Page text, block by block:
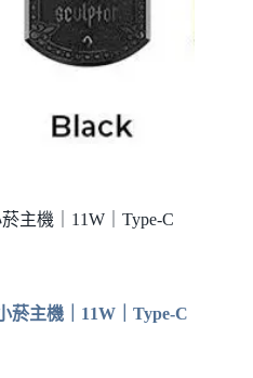
主機｜11W｜Type-C
菸主機｜11W｜Type-C